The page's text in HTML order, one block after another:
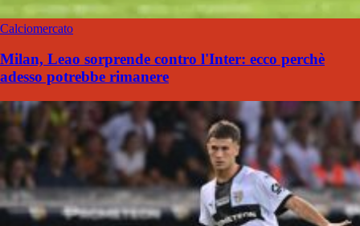
Calciomercato
Milan, Leao sorprende contro l'Inter: ecco perchè
adesso potrebbe rimanere